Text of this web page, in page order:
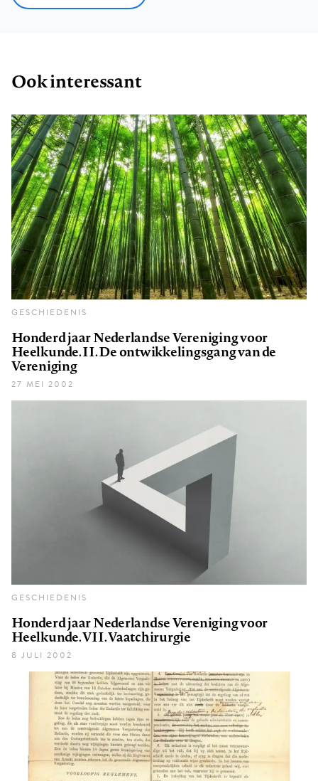
Ook interessant
GESCHIEDENIS
Honderd jaar Nederlandse Vereniging voor
Heelkunde. II. De ontwikkelingsgang van de
Vereniging
27 MEI 2002
GESCHIEDENIS
Honderd jaar Nederlandse Vereniging voor
Heelkunde. VII. Vaatchirurgie
8 JULI 2002